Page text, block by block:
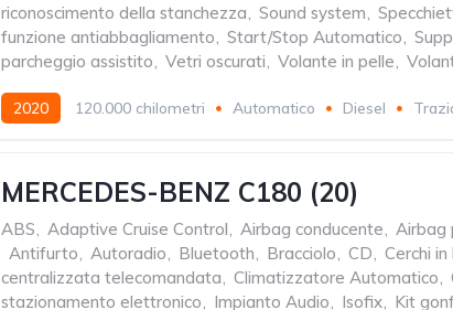
riconoscimento della stanchezza, Sound system,
funzione antiabbagliamento, Start/Stop Automatico,
parcheggio assistito, Vetri oscurati, Volante in pelle,
2020 120.000 chilometri Automatico Diesel
MERCEDES-BENZ C180 (20)
ABS, Adaptive Cruise Control, Airbag conducente, Airbag
Antifurto, Autoradio, Bluetooth, Bracciolo, CD, Cerchi
centralizzata telecomandata, Climatizzatore Automatico,
stazionamento elettronico, Impianto Audio, Isofix, Kit